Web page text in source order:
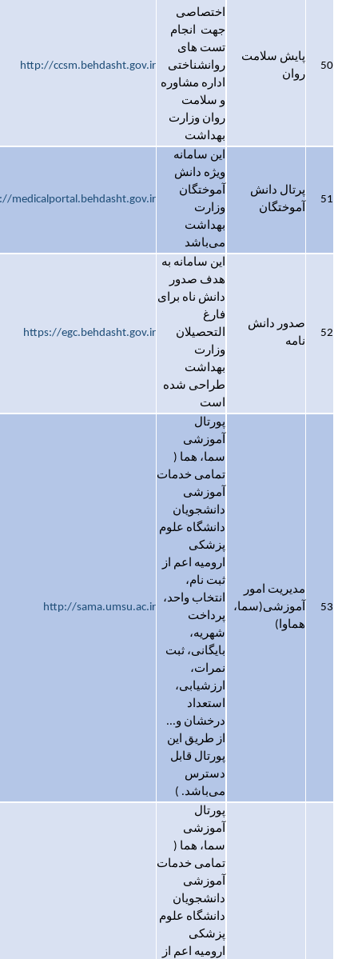
50
پایش سلامت
روان
اختصاصی
جهت انجام
تست های
روانشناختی
اداره مشاوره
و سلامت
روان وزارت
بهداشت
http://ccsm.behdasht.gov.ir
51
پرتال دانش
آموختگان
این سامانه
ویژه دانش
آموختگان
وزارت
بهداشت
می‌باشد
medicalportal.behdasht.gov.ir
52
صدور دانش
نامه
این سامانه به
هدف صدور
دانش ناه برای
فارغ
التحصیلان
وزارت
بهداشت
طراحی شده
است
https://egc.behdasht.gov.ir
53
مدیریت امور
آموزشی(سما،
هماوا)
پورتال
آموزشی
سما، هما (
تمامی خدمات
آموزشی
دانشجویان
دانشگاه علوم
پزشکی
ارومیه اعم از
ثبت نام،
انتخاب واحد،
پرداخت
شهریه،
بایگانی، ثبت
نمرات،
ارزشیابی،
استعداد
درخشان و...
از طریق این
پورتال قابل
دسترس
می‌باشد. )
http://sama.umsu.ac.ir
پورتال
آموزشی
سما، هما (
تمامی خدمات
آموزشی
دانشجویان
دانشگاه علوم
پزشکی
ارومیه اعم از